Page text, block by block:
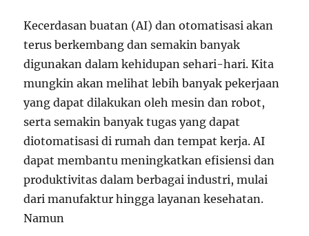
Kecerdasan buatan (AI) dan otomatisasi akan
terus berkembang dan semakin banyak
digunakan dalam kehidupan sehari-hari. Kita
mungkin akan melihat lebih banyak pekerjaan
yang dapat dilakukan oleh mesin dan robot,
serta semakin banyak tugas yang dapat
diotomatisasi di rumah dan tempat kerja. AI
dapat membantu meningkatkan efisiensi dan
produktivitas dalam berbagai industri, mulai
dari manufaktur hingga layanan kesehatan.
Namun